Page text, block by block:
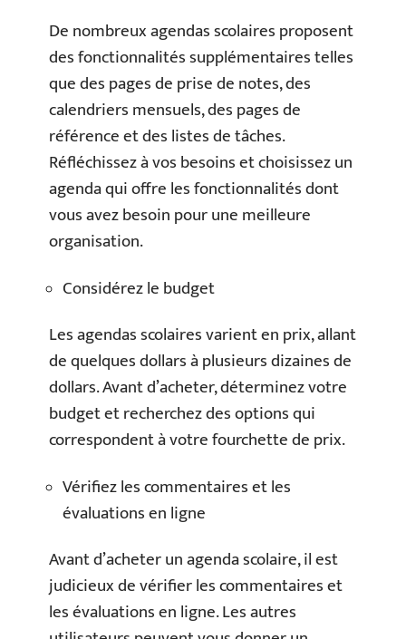
De nombreux agendas scolaires proposent
des fonctionnalités supplémentaires telles
que des pages de prise de notes, des
calendriers mensuels, des pages de
référence et des listes de tâches.
Réfléchissez à vos besoins et choisissez un
agenda qui offre les fonctionnalités dont
vous avez besoin pour une meilleure
organisation.
Considérez le budget
Les agendas scolaires varient en prix, allant
de quelques dollars à plusieurs dizaines de
dollars. Avant d’acheter, déterminez votre
budget et recherchez des options qui
correspondent à votre fourchette de prix.
Vérifiez les commentaires et les
évaluations en ligne
Avant d’acheter un agenda scolaire, il est
judicieux de vérifier les commentaires et
les évaluations en ligne. Les autres